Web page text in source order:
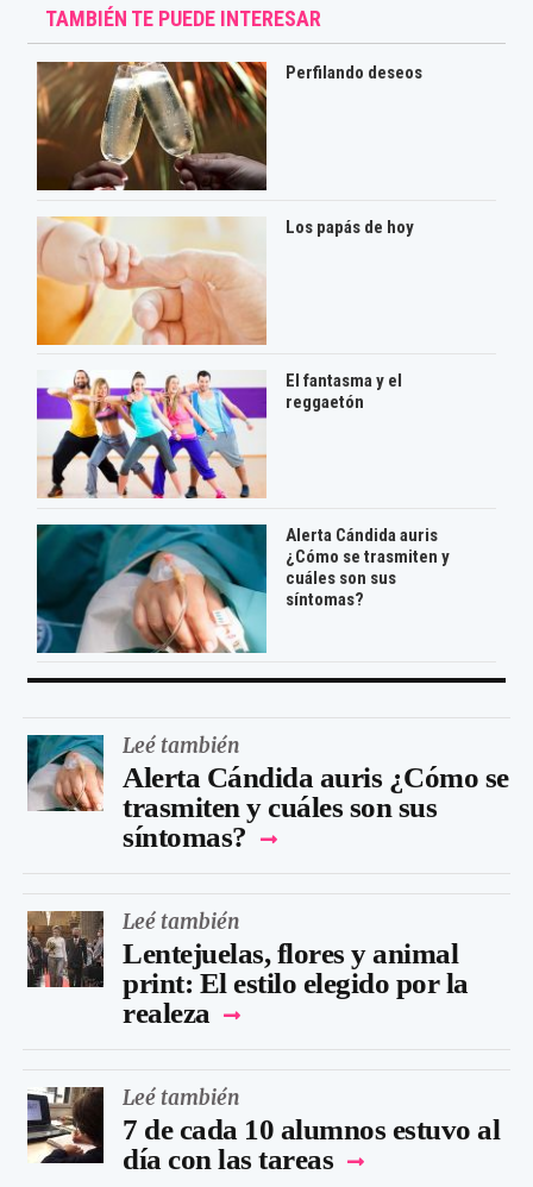
TAMBIÉN TE PUEDE INTERESAR
Perfilando deseos
Los papás de hoy
El fantasma y el
reggaetón
Alerta Cándida auris
¿Cómo se trasmiten y
cuáles son sus
síntomas?
Leé también
Alerta Cándida auris ¿Cómo se
trasmiten y cuáles son sus
síntomas?
Leé también
Lentejuelas, flores y animal
print: El estilo elegido por la
realeza
Leé también
7 de cada 10 alumnos estuvo al
día con las tareas